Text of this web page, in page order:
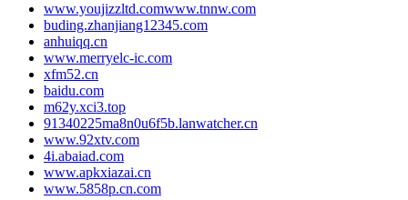
www.youjizzltd.comwww.tnnw.com
buding.zhanjiang12345.com
anhuiqq.cn
www.merryelc-ic.com
xfm52.cn
baidu.com
m62y.xci3.top
91340225ma8n0u6f5b.lanwatcher.cn
www.92xtv.com
4i.abaiad.com
www.apkxiazai.cn
www.5858p.cn.com